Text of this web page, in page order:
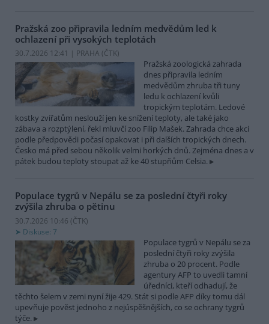
Pražská zoo připravila ledním medvědům led k
ochlazení při vysokých teplotách
30.7.2026 12:41 | PRAHA (ČTK)
Pražská zoologická zahrada
dnes připravila ledním
medvědům zhruba tři tuny
ledu k ochlazení kvůli
tropickým teplotám. Ledové
kostky zvířatům neslouží jen ke snížení teploty, ale také jako
zábava a rozptýlení, řekl mluvčí zoo Filip Mašek. Zahrada chce akci
podle předpovědi počasí opakovat i při dalších tropických dnech.
Česko má před sebou několik velmi horkých dnů. Zejména dnes a v
pátek budou teploty stoupat až ke 40 stupňům Celsia.
Populace tygrů v Nepálu se za poslední čtyři roky
zvýšila zhruba o pětinu
30.7.2026 10:46 (ČTK)
Diskuse: 7
Populace tygrů v Nepálu se za
poslední čtyři roky zvýšila
zhruba o 20 procent. Podle
agentury AFP to uvedli tamní
úředníci, kteří odhadují, že
těchto šelem v zemi nyní žije 429. Stát si podle AFP díky tomu dál
upevňuje pověst jednoho z nejúspěšnějších, co se ochrany tygrů
týče.